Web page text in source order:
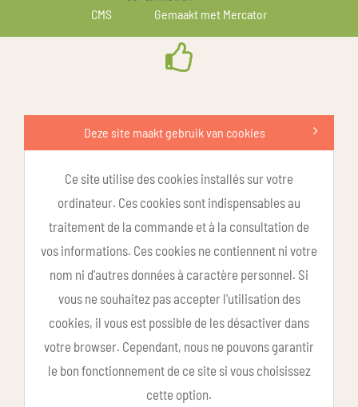
CMS Gemaakt met Mercator
Deze site maakt gebruik van cookies
Ce site utilise des cookies installés sur votre
ordinateur. Ces cookies sont indispensables au
traitement de la commande et à la consultation de
vos informations. Ces cookies ne contiennent ni votre
nom ni d'autres données à caractère personnel. Si
vous ne souhaitez pas accepter l'utilisation des
cookies, il vous est possible de les désactiver dans
votre browser. Cependant, nous ne pouvons garantir
le bon fonctionnement de ce site si vous choisissez
cette option.